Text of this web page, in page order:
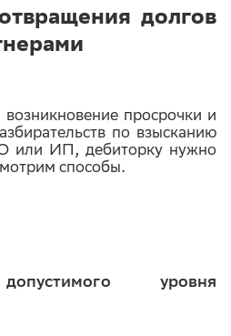
долгов
просрочки и
по взысканию
или ИП, дебиторку нужно
способы.
уровня